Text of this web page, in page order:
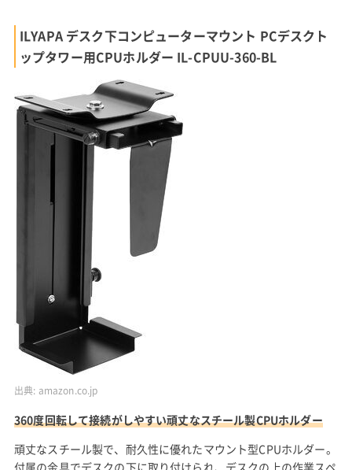
ILYAPA デスク下コンピューターマウント PCデスクト
ップタワー用CPUホルダー ‎IL-CPUU-360-BL
出典: amazon.co.jp
360度回転して接続がしやすい頑丈なスチール製CPUホルダー
頑丈なスチール製で、耐久性に優れたマウント型CPUホルダー。